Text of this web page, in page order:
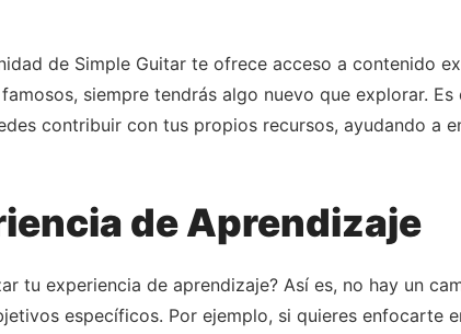
de Simple Guitar te ofrece acceso a contenido
siempre tendrás algo nuevo que explorar.
contribuir con tus propios recursos, ayudando a
de Aprendizaje
tu experiencia de aprendizaje? Así es, no hay un
específicos. Por ejemplo, si quieres enfocarte